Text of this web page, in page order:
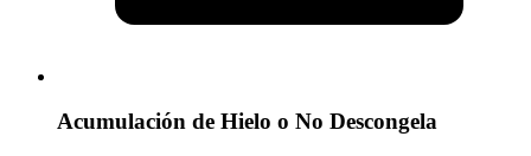
Acumulación de Hielo o No Descongela